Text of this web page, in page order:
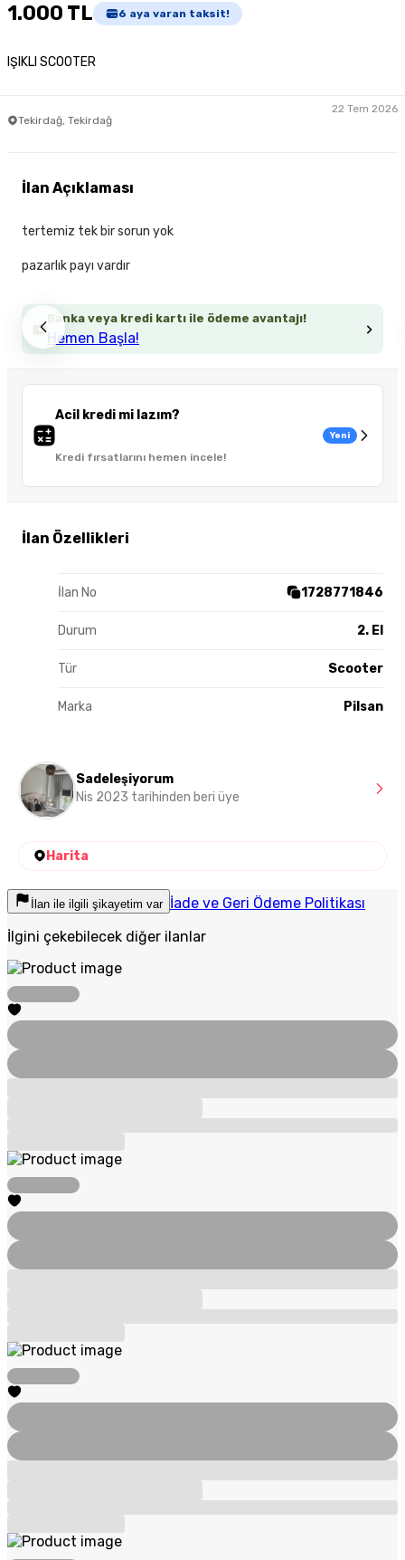
1.000 TL 6 aya varan taksit!
IŞIKLI SCOOTER
Tekirdağ, Tekirdağ
22 Tem 2026
Banka veya kredi kartı ile ödeme avantajı!
Hemen Başla!
Acil kredi mi lazım?
Kredi fırsatlarını hemen incele!
Yeni
İlan Özellikleri
İlan No 1728771846
Durum 2. El
Tür Scooter
Marka Pilsan
İlan Açıklaması
tertemiz tek bir sorun yok
pazarlık payı vardır
Sadeleşiyorum
Nis 2023 tarihinden beri üye
Harita
İlan ile ilgili şikayetim var İade ve Geri Ödeme Politikası
İlgini çekebilecek diğer ilanlar